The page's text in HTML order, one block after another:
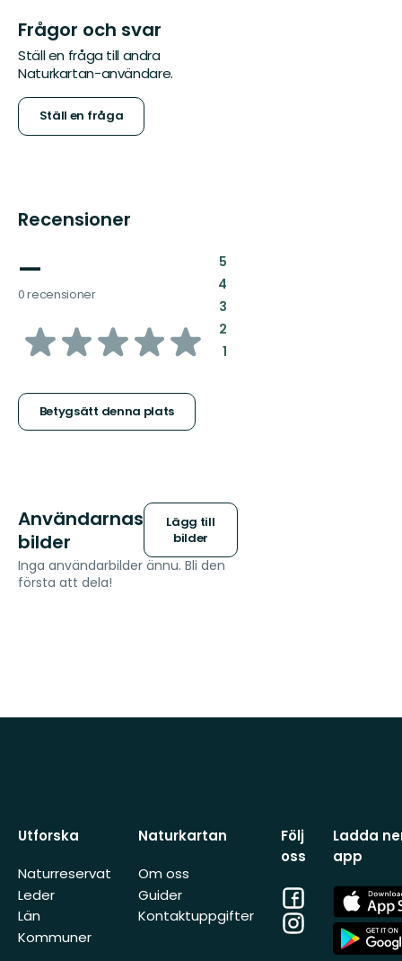
Frågor och svar
Ställ en fråga till andra
Naturkartan-användare.
Ställ en fråga
Recensioner
—
0 recensioner
av
stjärnor
Betygsätt denna plats
5:
4:
3:
2:
1:
Användarnas
bilder
Lägg till
bilder
Inga användarbilder ännu. Bli den
första att dela!
Utforska
Naturreservat
Leder
Län
Kommuner
Naturkartan
Om oss
Guider
Kontaktuppgifter
Följ
oss
Facebook
Instagram
Ladda
app
App
Store
App
Store